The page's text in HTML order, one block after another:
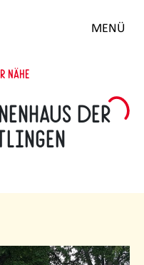
MENÜ
NÄHE
der